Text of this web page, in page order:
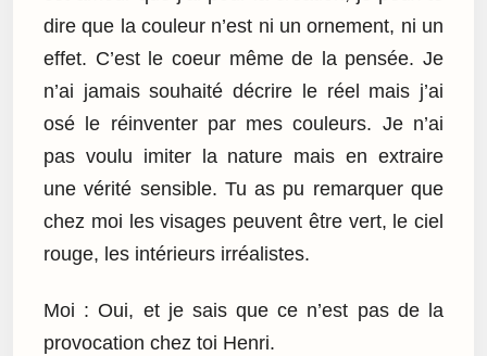
dire que la couleur n’est ni un ornement, ni un
effet. C’est le coeur même de la pensée. Je
n’ai jamais souhaité décrire le réel mais j’ai
osé le réinventer par mes couleurs. Je n’ai
pas voulu imiter la nature mais en extraire
une vérité sensible. Tu as pu remarquer que
chez moi les visages peuvent être vert, le ciel
rouge, les intérieurs irréalistes.
Moi : Oui, et je sais que ce n’est pas de la
provocation chez toi Henri.